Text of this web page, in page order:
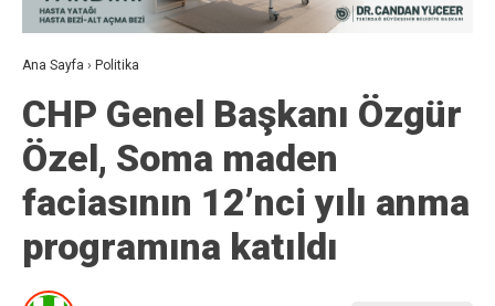
Ana Sayfa › Politika
CHP Genel Başkanı Özgür
Özel, Soma maden
faciasının 12’nci yılı anma
programına katıldı